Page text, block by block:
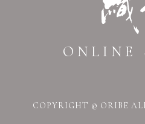
ONLINE
COPYRIGHT © ORIBE